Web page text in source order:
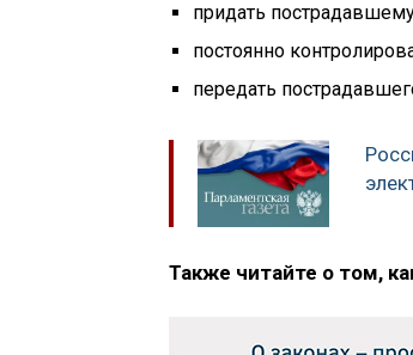
придать
постоянно
передать
Также читайте о том,